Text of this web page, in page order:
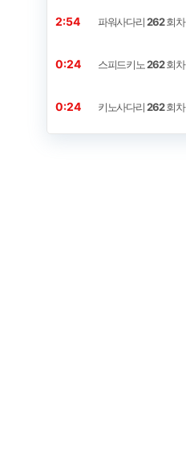
2:54 파워사다리262회차
0:24 스피드키노262회차
0:24 키노사다리262회차